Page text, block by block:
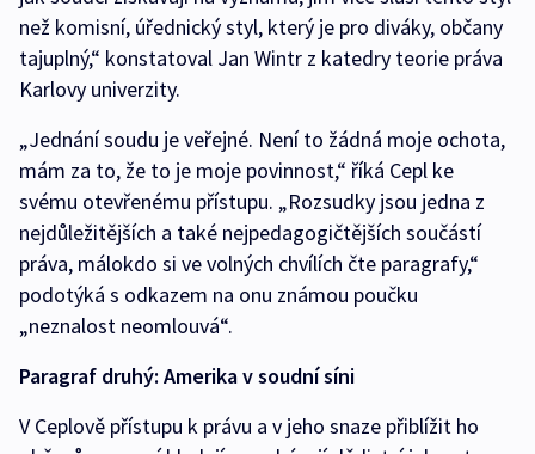
než komisní, úřednický styl, který je pro diváky, občany
tajuplný,“ konstatoval Jan Wintr z katedry teorie práva
Karlovy univerzity.
„Jednání soudu je veřejné. Není to žádná moje ochota,
mám za to, že to je moje povinnost,“ říká Cepl ke
svému otevřenému přístupu. „Rozsudky jsou jedna z
nejdůležitějších a také nejpedagogičtějších součástí
práva, málokdo si ve volných chvílích čte paragrafy,“
podotýká s odkazem na onu známou poučku
„neznalost neomlouvá“.
Paragraf druhý: Amerika v soudní síni
V Ceplově přístupu k právu a v jeho snaze přiblížit ho